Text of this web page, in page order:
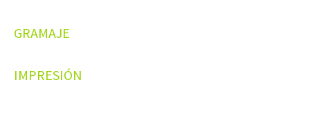
GRAMAJE
IMPRESIÓN